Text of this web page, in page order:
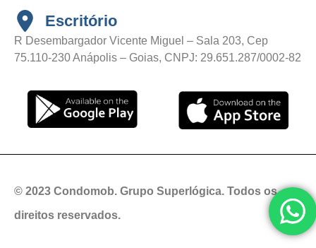
Escritório
R Desembargador Vicente Miguel – Sala 203, Cep
75.110-230 Anápolis – Goias, CNPJ: 29.651.287/0002-82
© 2023 Condomob. Grupo Superlógica. Todos os
direitos reservados.